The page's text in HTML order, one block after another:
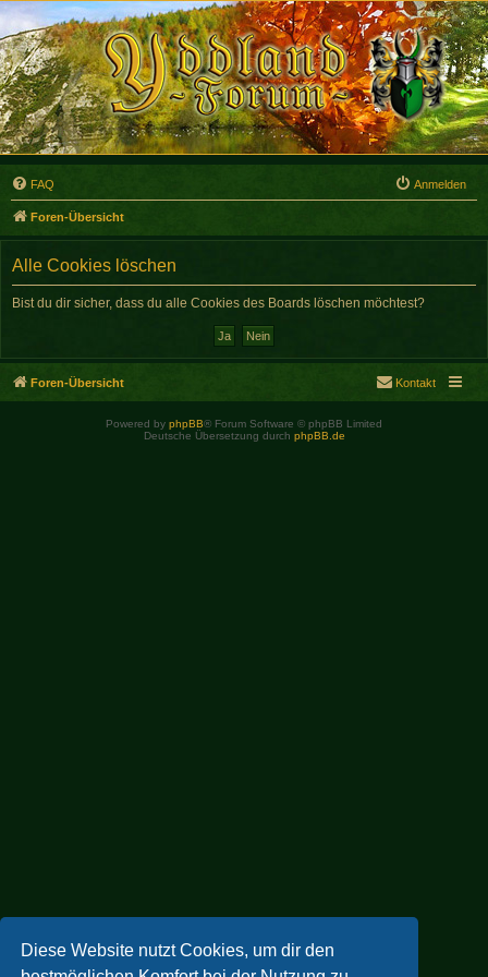
Diese Website nutzt Cookies, um dir den
FAQ Anmelden
Foren-Übersicht
Alle Cookies löschen
Bist du dir sicher, dass du alle Cookies des Boards löschen möchtest?
Foren-Übersicht Kontakt
Powered by phpBB® Forum Software © phpBB Limited
Deutsche Übersetzung durch phpBB.de